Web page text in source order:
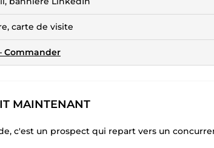
carte de visite
Commander
MAINTENANT
c'est un prospect qui repart vers un